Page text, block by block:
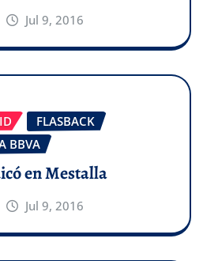
Jul 9, 2016
FLASBACK
BBVA
en Mestalla
Jul 9, 2016